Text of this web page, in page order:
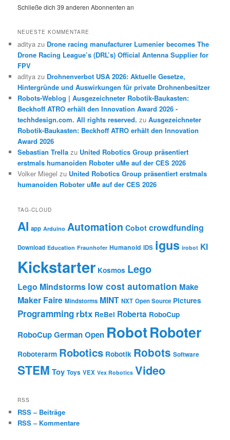
Schließe dich 39 anderen Abonnenten an
NEUESTE KOMMENTARE
aditya zu Drone racing manufacturer Lumenier becomes The
Drone Racing League’s (DRL’s) Official Antenna Supplier for
FPV
aditya zu Drohnenverbot USA 2026: Aktuelle Gesetze,
Hintergründe und Auswirkungen für private Drohnenbesitzer
Robots-Weblog | Ausgezeichneter Robotik-Baukasten:
Beckhoff ATRO erhält den Innovation Award 2026 -
techhdesign.com. All rights reserved. zuAusgezeichneter
Robotik-Baukasten: Beckhoff ATRO erhält den Innovation
Award 2026
Sebastian Trella zu United Robotics Group präsentiert
erstmals humanoiden Roboter uMe auf der CES 2026
Volker Miegel zu United Robotics Group präsentiert erstmals
humanoiden Roboter uMe auf der CES 2026
TAG-CLOUD
AI app Arduino Automation Cobot crowdfunding
Download Education Fraunhofer Humanoid IDS igus irobot KI
Kickstarter Kosmos Lego
Lego Mindstorms low cost automation Make
Maker Faire Mindstorms MINT NXT Open Source Pictures
Programming rbtx ReBel Roberta RoboCup
RoboCup German Open RobotRoboter
Roboterarm Robotics Robotik Robots Software
STEM Toy Toys VEX Vex Robotics Video
RSS
RSS – Beiträge
RSS – Kommentare